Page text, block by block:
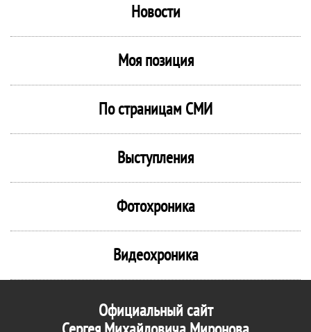
Новости
Моя позиция
По страницам СМИ
Выступления
Фотохроника
Видеохроника
Официальный сайт